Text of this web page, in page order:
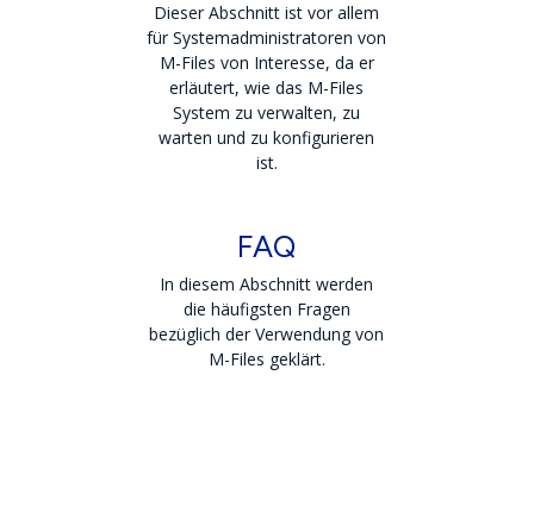
Dieser Abschnitt ist vor allem
für Systemadministratoren von
M-Files von Interesse, da er
erläutert, wie das M-Files
System zu verwalten, zu
warten und zu konfigurieren
ist.
FAQ
In diesem Abschnitt werden
die häufigsten Fragen
bezüglich der Verwendung von
M-Files geklärt.